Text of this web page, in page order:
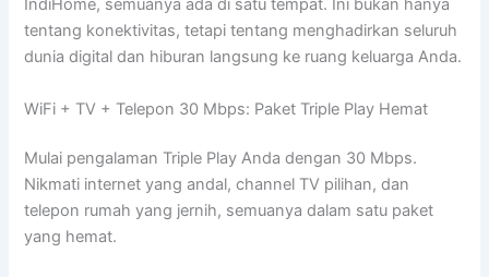
IndiHome, semuanya ada di satu tempat. Ini bukan hanya
tentang konektivitas, tetapi tentang menghadirkan seluruh
dunia digital dan hiburan langsung ke ruang keluarga Anda.
WiFi + TV + Telepon 30 Mbps: Paket Triple Play Hemat
Mulai pengalaman Triple Play Anda dengan 30 Mbps.
Nikmati internet yang andal, channel TV pilihan, dan
telepon rumah yang jernih, semuanya dalam satu paket
yang hemat.